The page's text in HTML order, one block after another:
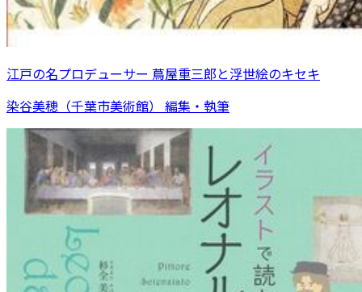
江戸の名プロデューサー 蔦屋重三郎と浮世絵のキセキ
染谷美穂（千葉市美術館） 編集・執筆